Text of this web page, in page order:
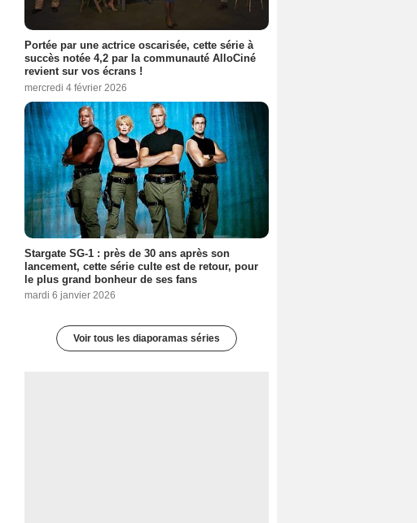
Portée par une actrice oscarisée, cette série à
succès notée 4,2 par la communauté AlloCiné
revient sur vos écrans !
mercredi 4 février 2026
Stargate SG-1 : près de 30 ans après son
lancement, cette série culte est de retour, pour
le plus grand bonheur de ses fans
mardi 6 janvier 2026
Voir tous les diaporamas séries